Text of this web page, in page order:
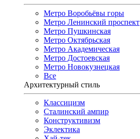
Метро Воробьёвы горы
Метро Ленинский проспект
Метро Пушкинская
Метро Октябрьская
Метро Академическая
Метро Достоевская
Метро Новокузнецкая
Все
Архитектурный стиль
Классицизм
Сталинский ампир
Конструктивизм
Эклектика